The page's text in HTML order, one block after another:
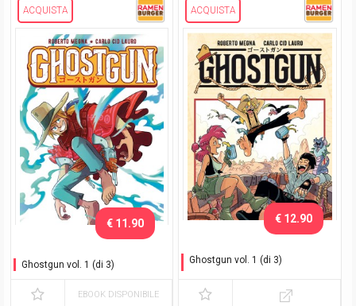
ACQUISTA
Ghostgun vol. 1 (di 3)
€ 11.90
EBOOK DISPONIBILE
ACQUISTA
Ghostgun vol. 1 (di 3)
€ 12.90